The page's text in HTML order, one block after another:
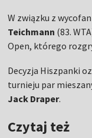
W związku z
Teichmann (83.
Open, którego
Decyzja Hiszpanki
turnieju par
Jack Draper.
Czytaj też